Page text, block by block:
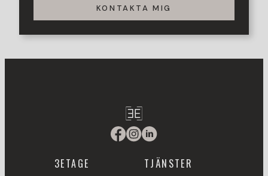
KONTAKTA MIG
3ETAGE TJÄNSTER